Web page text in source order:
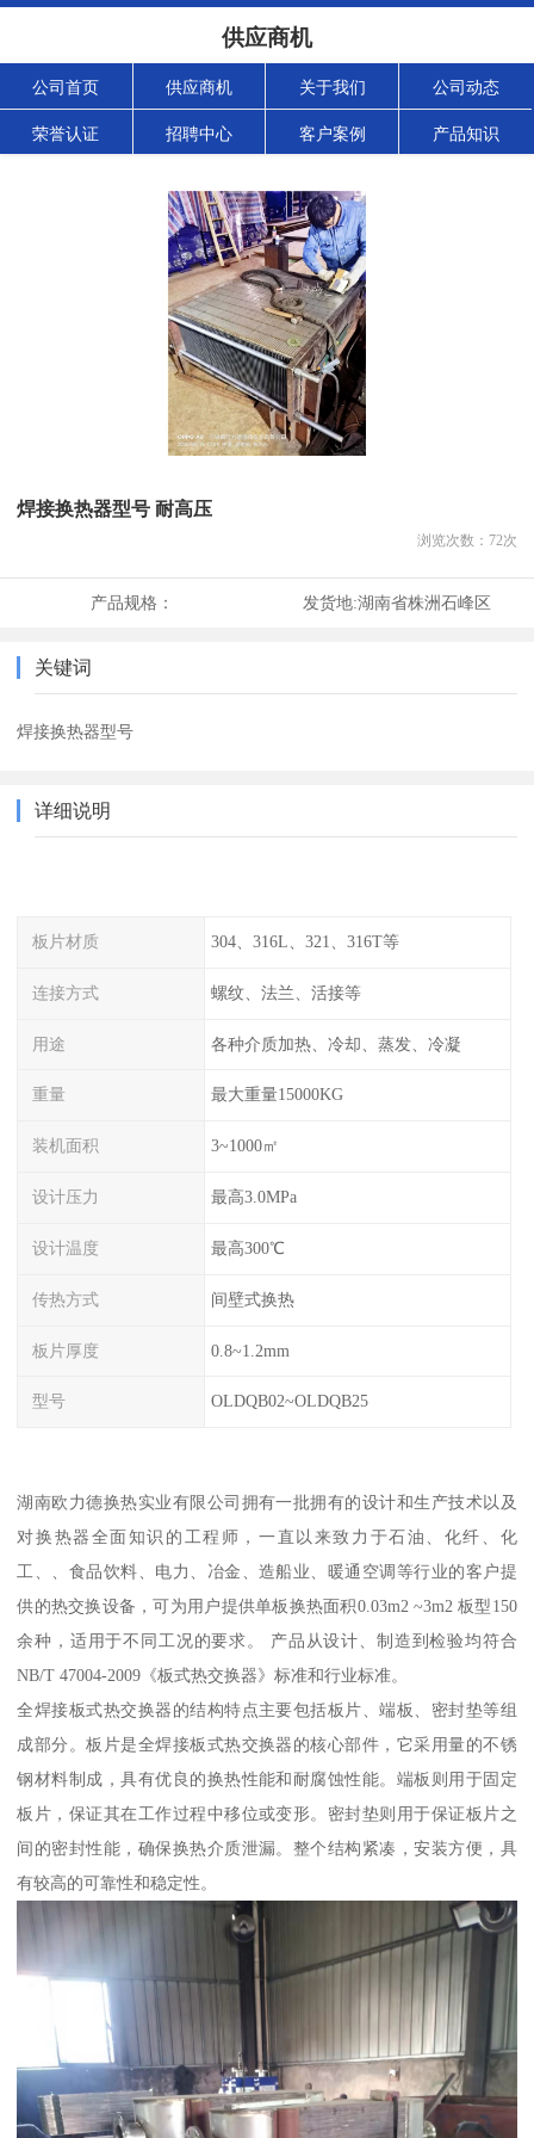
供应商机
公司首页 供应商机 关于我们 公司动态
荣誉认证 招聘中心 客户案例 产品知识
焊接换热器型号 耐高压
浏览次数： 72次
产品规格： 发货地:湖南省株洲石峰区
关键词
焊接换热器型号
详细说明
板片材质 304、316L、321、316T等
连接方式 螺纹、法兰、活接等
用途 各种介质加热、冷却、蒸发、冷凝
重量 最大重量15000KG
装机面积 3~1000㎡
设计压力 最高3.0MPa
设计温度 最高300℃
传热方式 间壁式换热
板片厚度 0.8~1.2mm
型号 OLDQB02~OLDQB25
湖南欧力德换热实业有限公司拥有一批拥有的设计和生产技术以及
对换热器全面知识的工程师，一直以来致力于石油、化纤、化
工、、食品饮料、电力、冶金、造船业、暖通空调等行业的客户提
供的热交换设备，可为用户提供单板换热面积0.03m2 ~3m2 板型150
余种，适用于不同工况的要求。 产品从设计、制造到检验均符合
NB/T 47004-2009《板式热交换器》标准和行业标准。
全焊接板式热交换器的结构特点主要包括板片、端板、密封垫等组
成部分。板片是全焊接板式热交换器的核心部件，它采用量的不锈
钢材料制成，具有优良的换热性能和耐腐蚀性能。端板则用于固定
板片，保证其在工作过程中移位或变形。密封垫则用于保证板片之
间的密封性能，确保换热介质泄漏。整个结构紧凑，安装方便，具
有较高的可靠性和稳定性。